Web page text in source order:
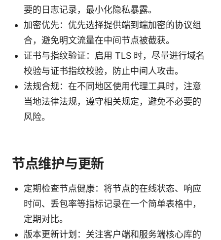
要的日志记录，最小化隐私暴露。
加密优先：优先选择提供端到端加密的协议组
合，避免明文流量在中间节点被截获。
证书与指纹验证：启用 TLS 时，尽量进行域名
校验与证书指纹校验，防止中间人攻击。
法规合规：在不同地区使用代理工具时，注意
当地法律法规，遵守相关规定，避免不必要的
风险。
节点维护与更新
定期检查节点健康：将节点的在线状态、响应
时间、丢包率等指标记录在一个简单表格中，
定期对比。
版本更新计划：关注客户端和服务端核心库的